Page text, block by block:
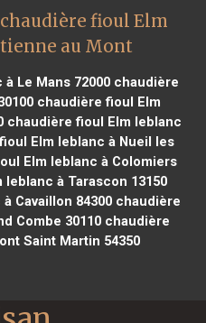
fioul Elm
au Mont
Le Mans 72000chaudière
chaudière fioul Elm
chaudière fioul Elm leblanc
Elm leblanc à Nueil les
Elm leblanc à Colomiers
à Tarascon 13150
Cavaillon 84300chaudière
Combe 30110 chaudière
Saint Martin 54350